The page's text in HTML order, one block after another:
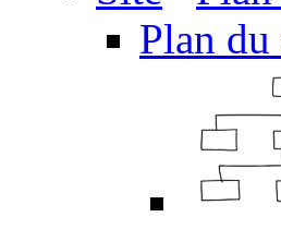
Plan du